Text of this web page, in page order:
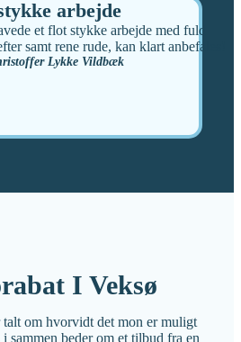
arbejde
et flot stykke arbejde med fuld
samt rene rude, kan klart anbefales!
Lykke Vildbæk
I Veksø
om hvorvidt det mon er muligt
sammen beder om et tilbud fra en